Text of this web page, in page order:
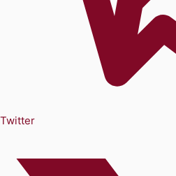
Twitter